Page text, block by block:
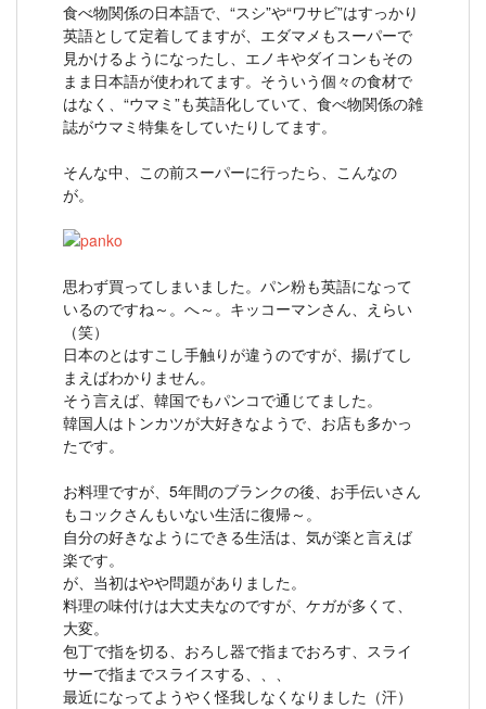
食べ物関係の日本語で、“スシ”や“ワサビ”はすっかり
英語として定着してますが、エダマメもスーパーで
見かけるようになったし、エノキやダイコンもその
まま日本語が使われてます。そういう個々の食材で
はなく、“ウマミ”も英語化していて、食べ物関係の雑
誌がウマミ特集をしていたりしてます。
そんな中、この前スーパーに行ったら、こんなの
が。
思わず買ってしまいました。パン粉も英語になって
いるのですね～。へ～。キッコーマンさん、えらい
（笑）
日本のとはすこし手触りが違うのですが、揚げてし
まえばわかりません。
そう言えば、韓国でもパンコで通じてました。
韓国人はトンカツが大好きなようで、お店も多かっ
たです。
お料理ですが、5年間のブランクの後、お手伝いさん
もコックさんもいない生活に復帰～。
自分の好きなようにできる生活は、気が楽と言えば
楽です。
が、当初はやや問題がありました。
料理の味付けは大丈夫なのですが、ケガが多くて、
大変。
包丁で指を切る、おろし器で指までおろす、スライ
サーで指までスライスする、、、
最近になってようやく怪我しなくなりました（汗）